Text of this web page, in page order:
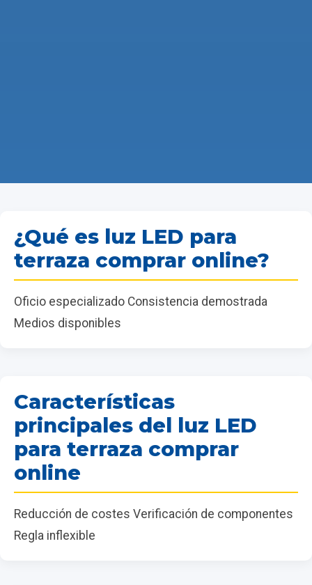
¿Qué es luz LED para
terraza comprar online?
Oficio especializado Consistencia demostrada
Medios disponibles
Características
principales del luz LED
para terraza comprar
online
Reducción de costes Verificación de componentes
Regla inflexible